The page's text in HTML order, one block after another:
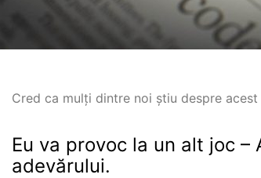
Cred ca mulți dintre noi știu despre
Eu va provoc la un alt joc –
adevărului.